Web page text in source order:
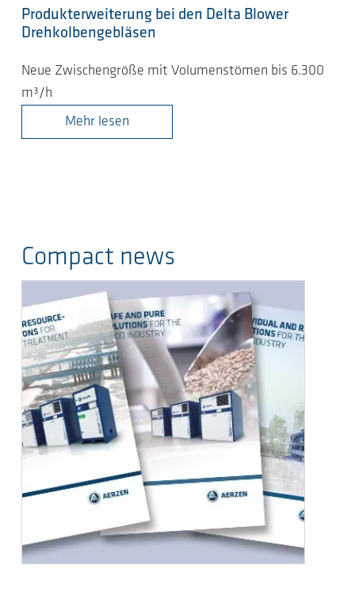
Produkterweiterung bei den Delta Blower
Drehkolbengebläsen
Neue Zwischengröße mit Volumenstömen bis 6.300
m³/h
Mehr lesen
Compact news